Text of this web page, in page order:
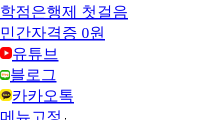
학점은행제 첫걸음
민간자격증 0원
유튜브
블로그
카카오톡